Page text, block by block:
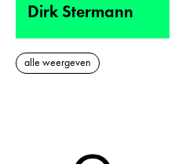
Dirk Stermann
alle weergeven